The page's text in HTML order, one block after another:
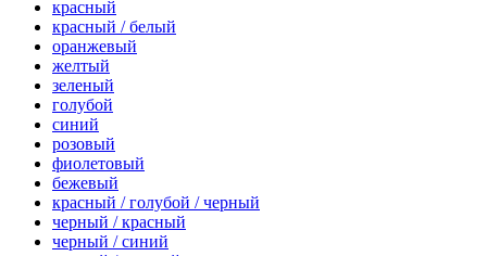
красный
красный / белый
оранжевый
желтый
зеленый
голубой
синий
розовый
фиолетовый
бежевый
красный / голубой / черный
черный / красный
черный / синий